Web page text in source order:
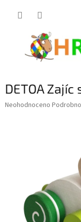
DETOA Zajíc
Průměrné
Neohodnoceno